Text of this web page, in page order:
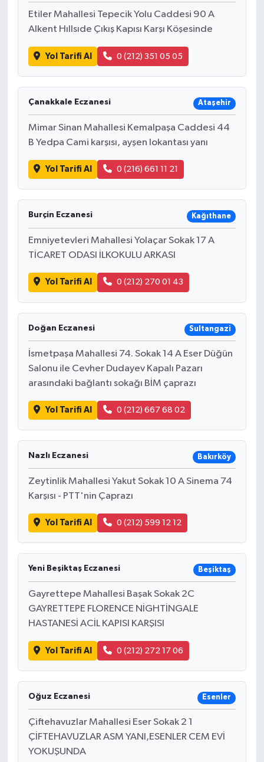
Etiler Mahallesi Tepecik Yolu Caddesi 90 A
Alkent Hıllsıde Çıkış Kapısı Karşı Köşesinde
Yol Tarifi Al 0 (212) 351 05 05
Çanakkale Eczanesi Ataşehir
Mimar Sinan Mahallesi Kemalpaşa Caddesi 44
B Yedpa Cami karşısı, ayşen lokantası yanı
Yol Tarifi Al 0 (216) 661 11 21
Burçin Eczanesi Kağıthane
Emniyetevleri Mahallesi Yolaçar Sokak 17 A
TİCARET ODASI İLKOKULU ARKASI
Yol Tarifi Al 0 (212) 270 01 43
Doğan Eczanesi Sultangazi
İsmetpaşa Mahallesi 74. Sokak 14 A Eser Düğün
Salonu ile Cevher Dudayev Kapalı Pazarı
arasındaki bağlantı sokağı BİM çaprazı
Yol Tarifi Al 0 (212) 667 68 02
Nazlı Eczanesi Bakırköy
Zeytinlik Mahallesi Yakut Sokak 10 A Sinema 74
Karşısı - PTT'nin Çaprazı
Yol Tarifi Al 0 (212) 599 12 12
Yeni Beşiktaş Eczanesi Beşiktaş
Gayrettepe Mahallesi Başak Sokak 2C
GAYRETTEPE FLORENCE NİGHTİNGALE
HASTANESİ ACİL KAPISI KARŞISI
Yol Tarifi Al 0 (212) 272 17 06
Oğuz Eczanesi Esenler
Çiftehavuzlar Mahallesi Eser Sokak 2 1
ÇİFTEHAVUZLAR ASM YANI,ESENLER CEM EVİ
YOKUŞUNDA